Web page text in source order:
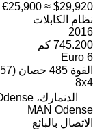
€25,900 ≈ $29,920
نظام الكابلات
2016
745.200 كم
Euro 6
القوة 485 حصان (357 kW)
8x4
الدنمارك، Odense
MAN Odense
الاتصال بالبائع